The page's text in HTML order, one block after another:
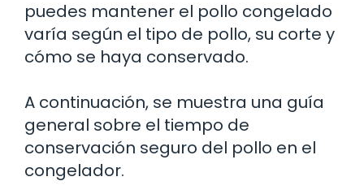
puedes mantener el pollo congelado
varía según el tipo de pollo, su corte y
cómo se haya conservado.
A continuación, se muestra una guía
general sobre el tiempo de
conservación seguro del pollo en el
congelador.